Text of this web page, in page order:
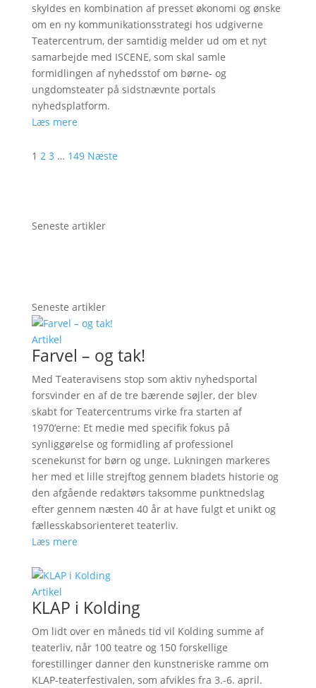
skyldes en kombination af presset økonomi og ønske
om en ny kommunikationsstrategi hos udgiverne
Teatercentrum, der samtidig melder ud om et nyt
samarbejde med ISCENE, som skal samle
formidlingen af nyhedsstof om børne- og
ungdomsteater på sidstnævnte portals
nyhedsplatform.
Læs mere
1 2 3 … 149 Næste
Seneste artikler
Seneste artikler
Artikel
Farvel – og tak!
Med Teateravisens stop som aktiv nyhedsportal
forsvinder en af de tre bærende søjler, der blev
skabt for Teatercentrums virke fra starten af
1970’erne: Et medie med specifik fokus på
synliggørelse og formidling af professionel
scenekunst for børn og unge. Lukningen markeres
her med et lille strejftog gennem bladets historie og
den afgående redaktørs taksomme punktnedslag
efter gennem næsten 40 år at have fulgt et unikt og
fællesskabsorienteret teaterliv.
Læs mere
Artikel
KLAP i Kolding
Om lidt over en måneds tid vil Kolding summe af
teaterliv, når 100 teatre og 150 forskellige
forestillinger danner den kunstneriske ramme om
KLAP-teaterfestivalen, som afvikles fra 3.-6. april.